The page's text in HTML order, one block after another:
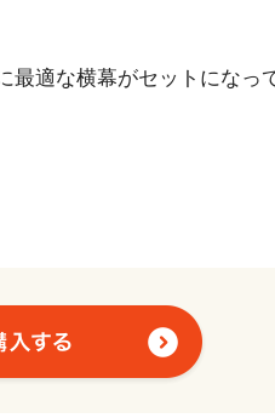
適な横幕がセットになっ